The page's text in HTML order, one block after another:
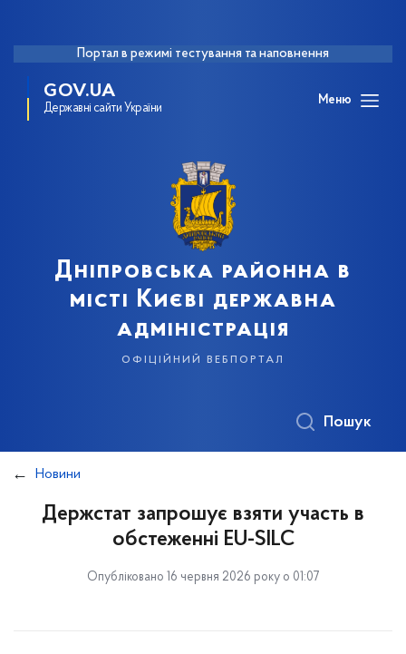
Портал в режимі тестування та наповнення
GOV.UA
Державні сайти України
Меню
Дніпровська районна в
місті Києві державна
адміністрація
офіційний вебпортал
Пошук
Новини
Держстат запрошує взяти участь в
обстеженні EU-SILC
Опубліковано 16 червня 2026 року о 01:07